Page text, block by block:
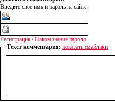
Введите свое имя и пароль на сайте:
Регистрация /Напоминание пароля
Текст комментария: показать смайлики